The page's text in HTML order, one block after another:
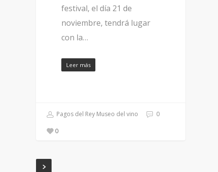
festival, el día 21 de
noviembre, tendrá lugar
con la…
Leer más
Pagos del Rey Museo del vino 0
0